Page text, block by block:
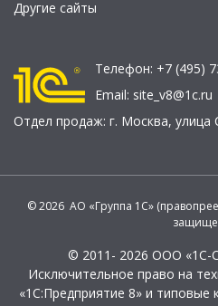
Другие сайты
Телефон: +7 (495)
Email: site_v8@1c.ru
Отдел продаж: г. Москва, улица
© 2026 АО «Группа 1С»
© 2011- 2026 ООО «1С-
Исключительное право на
«1С:Предприятие 8» и типовые